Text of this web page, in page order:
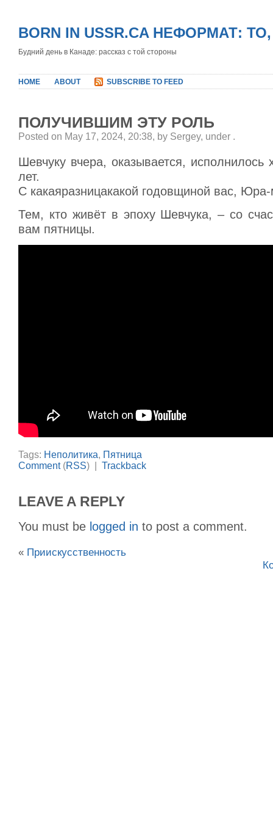
BORN IN USSR.CA НЕФОРМАТ:
Будний день в Канаде: рассказ с той стороны
HOME ABOUT SUBSCRIBE TO FEED
ПОЛУЧИВШИМ ЭТУ РОЛЬ
Posted on May 17, 2024, 20:38, by Sergey, under .
Шевчуку вчера, оказывается, исполнилось
лет.
С какаяразницакакой годовщиной вас,
Тем, кто живёт в эпоху Шевчука, – со
вам пятницы.
Tags: Неполитика, Пятница
Comment(RSS) | Trackback
LEAVE A REPLY
You must be logged in to post a comment.
« Приискусственность